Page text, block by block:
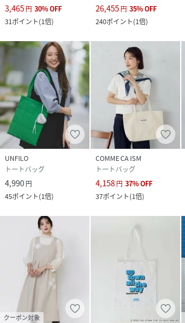
3,465円 30%OFF
31ポイント(1倍)
26,455円 35%OFF
240ポイント(1倍)
UNFILO
トートバッグ
4,990円
45ポイント(1倍)
COMME CA ISM
トートバッグ
4,158円 37%OFF
37ポイント(1倍)
クーポン対象